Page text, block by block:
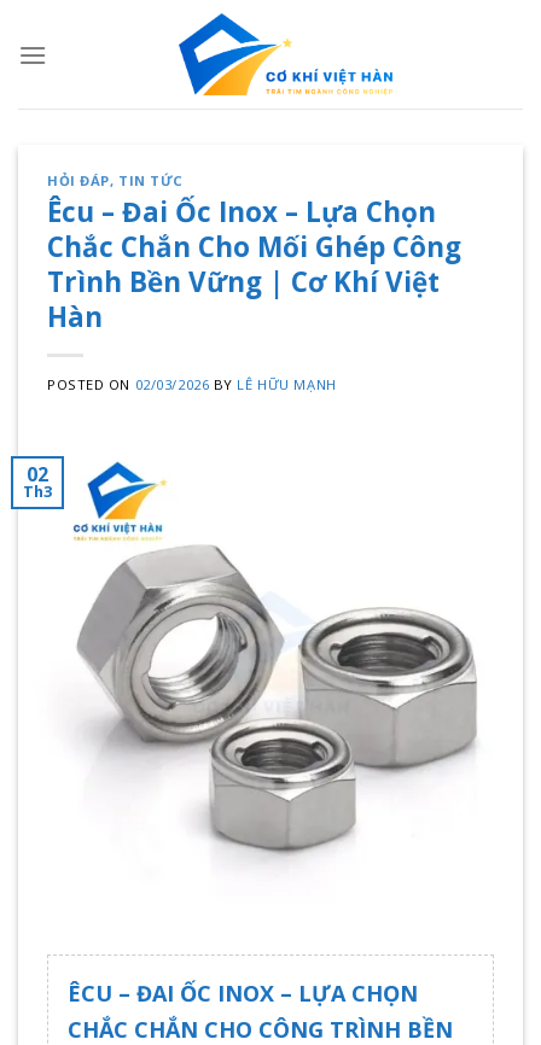
HỎI ĐÁP, TIN TỨC
Êcu – Đai Ốc Inox – Lựa Chọn
Chắc Chắn Cho Mối Ghép Công
Trình Bền Vững | Cơ Khí Việt
Hàn
POSTED ON 02/03/2026 BY LÊ HỮU MẠNH
02
Th3
ÊCU – ĐAI ỐC INOX – LỰA CHỌN
CHẮC CHẮN CHO CÔNG TRÌNH BỀN